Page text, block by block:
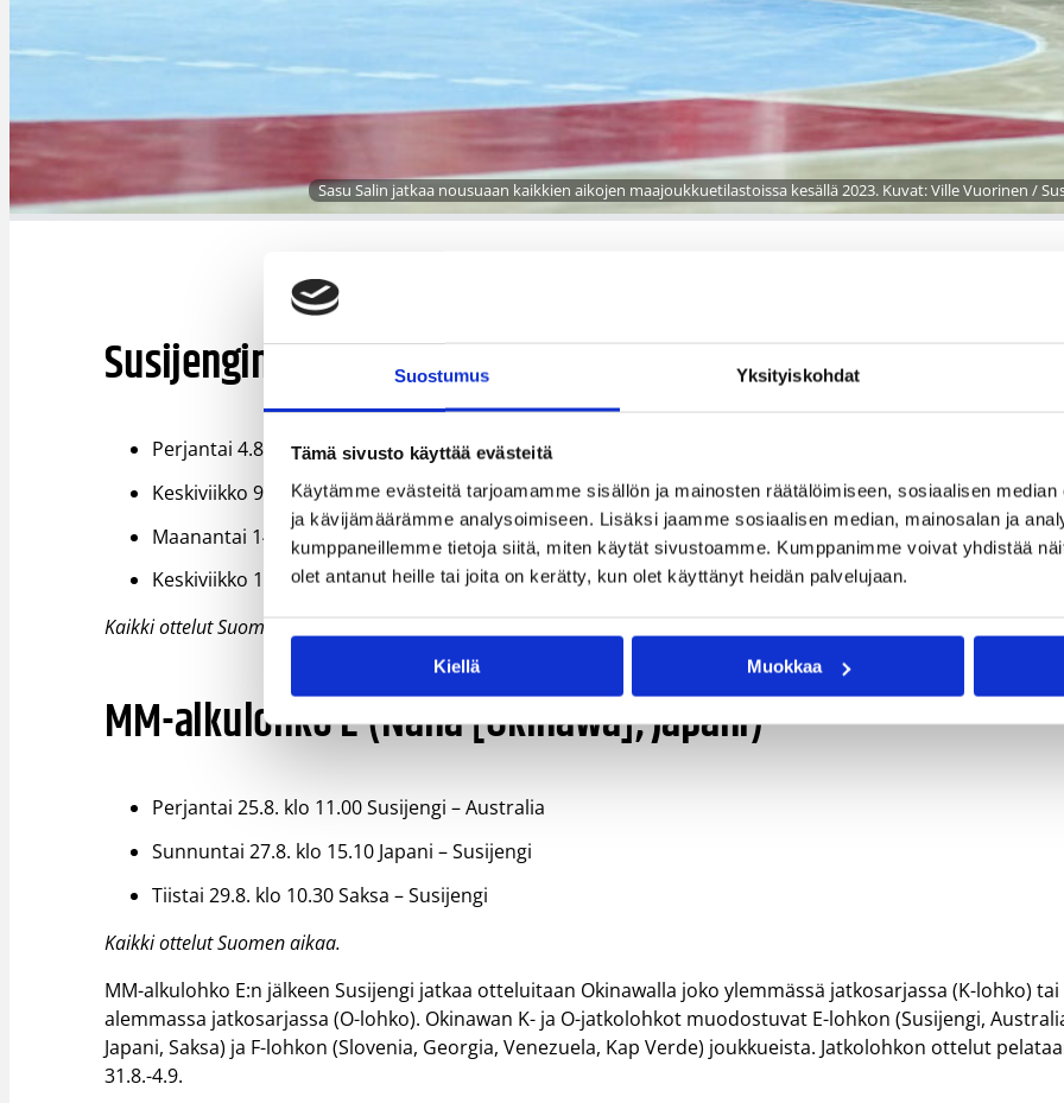
Suostumus Yksityiskohdat
Tämä sivusto käyttää evästeitä
Käytämme evästeitä tarjoamamme sisällön ja mainosten räätälöimiseen, sosiaalisen
ja kävijämäärämme analysoimiseen. Lisäksi jaamme sosiaalisen median, mainosalan ja
kumppaneillemme tietoja siitä, miten käytät sivustoamme. Kumppanimme voivat yhdistää
olet antanut heille tai joita on kerätty, kun olet käyttänyt heidän palvelujaan.
Kiellä Muokkaa
Sasu Salin jatkaa nousuaan kaikkien aikojen maajoukkuetilastoissa kesällä 2023. Kuvat: Ville Vuorinen /
Susijengin valmistavat maaottelut, kesä 2023
Perjantai 4.8. klo 20.00 Susijengi – Liettua @ Nokia Areena, Tampere
Keskiviikko 9.8. klo 18.30 Susijengi – Viro @ Espoo Metro Areena
Maanantai 14.8. klo 19.30 Liettua – Suomi @ Klaipeda, Liettua
Keskiviikko 16.8. klo 19.30 Latvia – Suomi @ Riika, Latvia
Kaikki ottelut Suomen aikaa. Kotimaaotteluiden lipunmyyntiintäällä.
MM-alkulohko E (Naha [Okinawa], Japani)
Perjantai 25.8. klo 11.00 Susijengi – Australia
Sunnuntai 27.8. klo 15.10 Japani – Susijengi
Tiistai 29.8. klo 10.30 Saksa – Susijengi
Kaikki ottelut Suomen aikaa.
MM-alkulohko E:n jälkeen Susijengi jatkaa otteluitaan Okinawalla joko ylemmässä jatkosarjassa (K-lohko) tai
alemmassa jatkosarjassa (O-lohko). Okinawan K- ja O-jatkolohkot muodostuvat E-lohkon (Susijengi,
Japani, Saksa) ja F-lohkon (Slovenia, Georgia, Venezuela, Kap Verde) joukkueista. Jatkolohkon ottelut
31.8.-4.9.